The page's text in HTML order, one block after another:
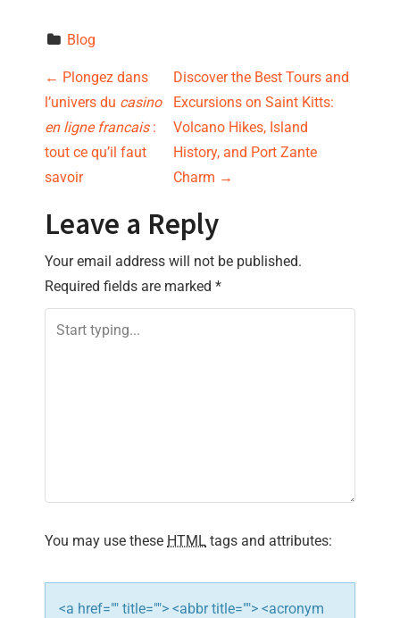
Blog
P
o
s
t
n
a
v
i
o
n
← Plongez dans
l’univers du casino
en ligne francais:
tout ce qu’il faut
savoir
Discover the Best Tours and
Excursions on Saint Kitts:
Volcano Hikes, Island
History, and Port Zante
Charm →
Leave a Reply
Your email address will not be published.
Required fields are marked *
You may use these HTML tags and attributes:
<a href="" title=""> <abbr title=""> <acronym